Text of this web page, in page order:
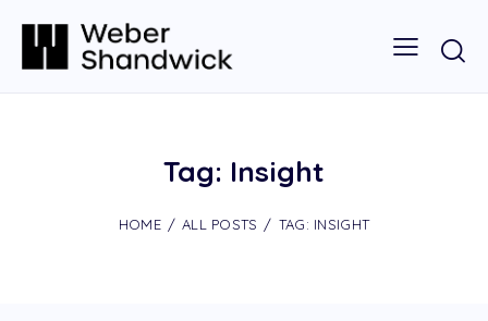
Tag: Insight
HOME ALL POSTS TAG: INSIGHT